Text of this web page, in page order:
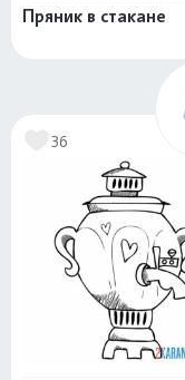
Пряник в стакане
36